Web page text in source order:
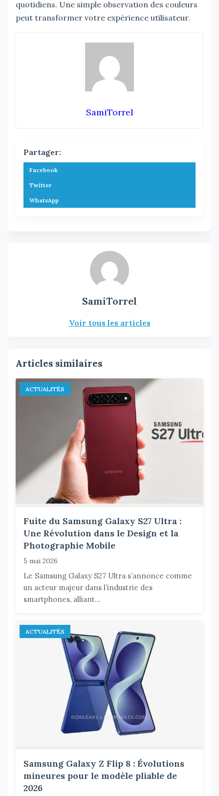
quotidiens. Une simple observation des couleurs
peut transformer votre expérience utilisateur.
SamiTorrel
Partager:
Facebook
Twitter
WhatsApp
SamiTorrel
Voir tous les articles
Articles similaires
ACTUALITÉS
Fuite du Samsung Galaxy S27 Ultra :
Une Révolution dans le Design et la
Photographie Mobile
5 mai 2026
Le Samsung Galaxy S27 Ultra s’annonce comme
un acteur majeur dans l’industrie des
smartphones, alliant...
ACTUALITÉS
Samsung Galaxy Z Flip 8 : Évolutions
mineures pour le modèle pliable de
2026